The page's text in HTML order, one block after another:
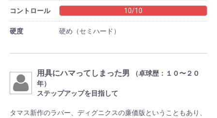
コントロール 10/10
硬度 硬め（セミハード）
用具にハマってしまった男
（卓球歴：１０〜２０
年）
ステップアップを目指して
タマス新作のラバー、ディグニクスの廉価版ということもあり、